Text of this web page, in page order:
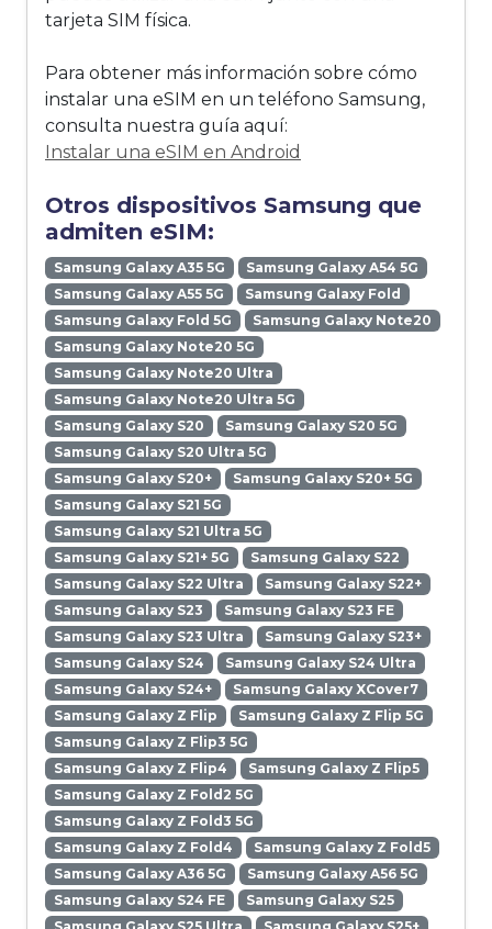
tarjeta SIM física.
Para obtener más información sobre cómo
instalar una eSIM en un teléfono Samsung,
consulta nuestra guía aquí:
Instalar una eSIM en Android
Otros dispositivos Samsung que
admiten eSIM:
Samsung Galaxy A35 5G
Samsung Galaxy A54 5G
Samsung Galaxy A55 5G
Samsung Galaxy Fold
Samsung Galaxy Fold 5G
Samsung Galaxy Note20
Samsung Galaxy Note20 5G
Samsung Galaxy Note20 Ultra
Samsung Galaxy Note20 Ultra 5G
Samsung Galaxy S20
Samsung Galaxy S20 5G
Samsung Galaxy S20 Ultra 5G
Samsung Galaxy S20+
Samsung Galaxy S20+ 5G
Samsung Galaxy S21 5G
Samsung Galaxy S21 Ultra 5G
Samsung Galaxy S21+ 5G
Samsung Galaxy S22
Samsung Galaxy S22 Ultra
Samsung Galaxy S22+
Samsung Galaxy S23
Samsung Galaxy S23 FE
Samsung Galaxy S23 Ultra
Samsung Galaxy S23+
Samsung Galaxy S24
Samsung Galaxy S24 Ultra
Samsung Galaxy S24+
Samsung Galaxy XCover7
Samsung Galaxy Z Flip
Samsung Galaxy Z Flip 5G
Samsung Galaxy Z Flip3 5G
Samsung Galaxy Z Flip4
Samsung Galaxy Z Flip5
Samsung Galaxy Z Fold2 5G
Samsung Galaxy Z Fold3 5G
Samsung Galaxy Z Fold4
Samsung Galaxy Z Fold5
Samsung Galaxy A36 5G
Samsung Galaxy A56 5G
Samsung Galaxy S24 FE
Samsung Galaxy S25